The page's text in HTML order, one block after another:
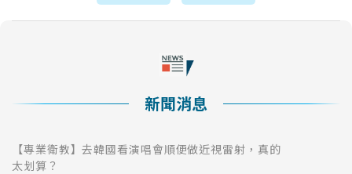
新聞消息
【專業衛教】去韓國看演唱會順便做近視雷射，真的
太划算？